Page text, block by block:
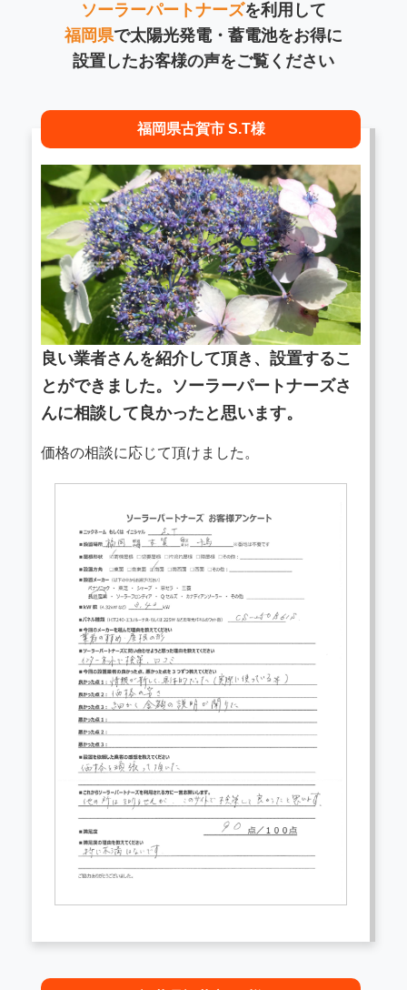
ソーラーパートナーズを利用して
福岡県で太陽光発電・蓄電池をお得に
設置したお客様の声をご覧ください
福岡県古賀市 S.T様
良い業者さんを紹介して頂き、設置するこ
とができました。ソーラーパートナーズさ
んに相談して良かったと思います。
価格の相談に応じて頂けました。